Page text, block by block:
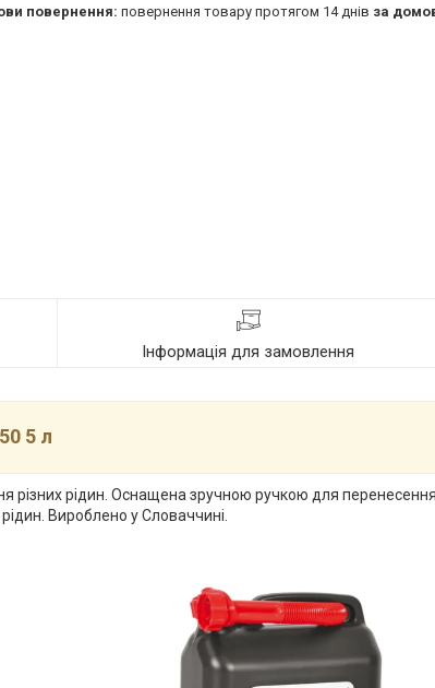
повернення товару протягом 14 днів за
Інформація для замовлення
5 л
різних рідин. Оснащена зручною ручкою для перенесення
Вироблено у Словаччині.